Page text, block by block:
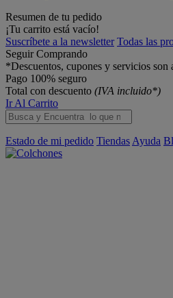
Resumen de tu pedido
¡Tu carrito está vacío!
Suscríbete a la newsletter Todas las
Seguir Comprando
*Descuentos, cupones y servicios
Pago 100% seguro
Total con descuento (IVA incluido*)
Ir Al Carrito
Estado de mi pedido Tiendas Ayuda